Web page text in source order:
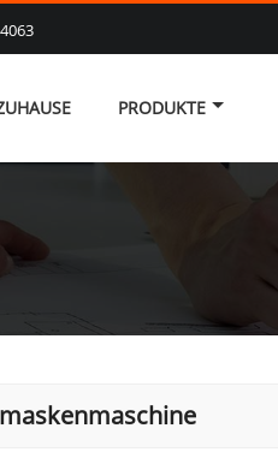
PRODUKTE
maskenmaschine